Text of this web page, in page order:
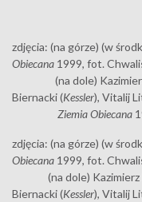
zdjęcia: (na górze) (w
Obiecana 1999, fot.
(na dole) Kazimierz
Biernacki (Kessler), Vitalij
Ziemia Obiecana
zdjęcia: (na górze) (w
Obiecana 1999, fot.
(na dole) Kazimierz
Biernacki (Kessler), Vitalij